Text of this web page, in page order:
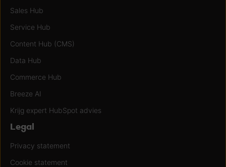
Sales Hub
Service Hub
Content Hub (CMS)
Data Hub
Commerce Hub
Breeze AI
Krijg expert HubSpot advies
Legal
Privacy statement
Cookie statement